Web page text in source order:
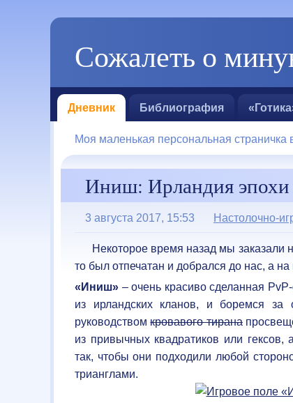
Сожалеть о
Дневник Библиография
Моя маленькая персональная
Иниш: Ирландия эпохи
3 августа 2017, 15:53 Настолочно-
Некоторое время назад мы заказали
то был отпечатан и добрался до нас, а
«Иниш» – очень красиво сделанная
из ирландских кланов, и боремся
руководствомкровавого тирана
из привычных квадратиков или гексов,
так, чтобы они подходили любой
трианглами.